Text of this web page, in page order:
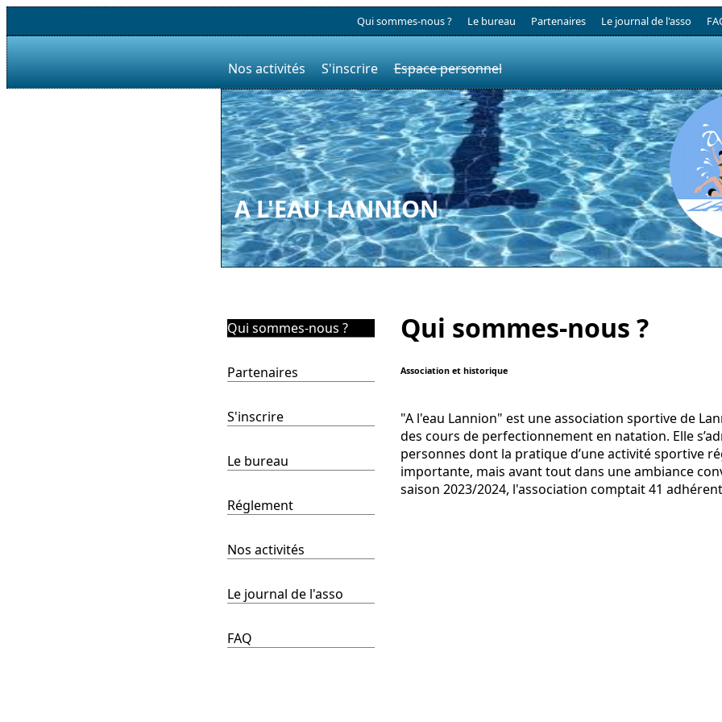
Qui sommes-nous ? Le bureau Partenaires Le journal de l'asso
Nos activités S'inscrire Espace personnel
A L'EAU LANNION
Qui sommes-nous ?
Partenaires
S'inscrire
Le bureau
Réglement
Nos activités
Le journal de l'asso
FAQ
Qui sommes-nous ?
Association et historique
"A l'eau Lannion" est une association sportive de
des cours de perfectionnement en natation. Elle
personnes dont la pratique d’une activité sportive
importante, mais avant tout dans une ambiance
saison 2023/2024, l'association comptait 41